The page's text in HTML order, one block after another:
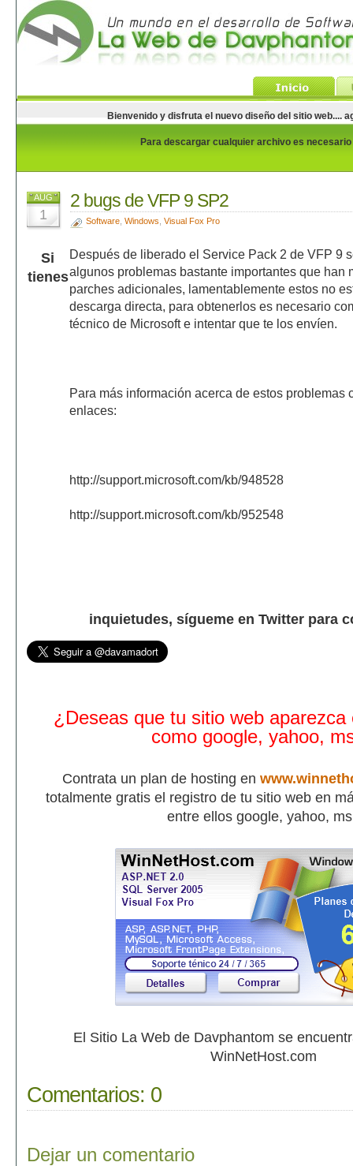
Bienvenido y disfruta el nuevo diseño del sitio web....
Para descargar cualquier archivo es
AUG
1
2 bugs de VFP 9 SP2
Software, Windows Visual Fox Pro
Después de liberado el Service Pack 2 de VFP 9
algunos problemas bastante importantes que han
parches adicionales, lamentablemente estos no
descarga directa, para obtenerlos es necesario
técnico de Microsoft e intentar que te los envíen.
Para más información acerca de estos problemas
enlaces:
http://support.microsoft.com/kb/948528
http://support.microsoft.com/kb/952548
Si
tienes
inquietudes, sígueme en Twitter para
¿Deseas que tu sitio web aparezca
como google, yahoo,
Contrata un plan de hosting en
totalmente gratis el registro de tu sitio web en
entre ellos google, yahoo,
El Sitio La Web de Davphantom se
WinNetHost.com
Comentarios: 0
Dejar un comentario